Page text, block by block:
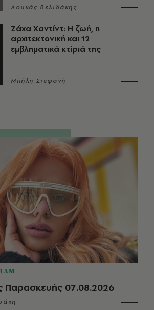
Λουκάς Βελιδάκης
Ζάχα Χαντίντ: Η ζωή, η
αρχιτεκτονική και 12
εμβληματικά κτίριά της
Μπήλη Στεφανή
Παρασκευής 07.08.2026